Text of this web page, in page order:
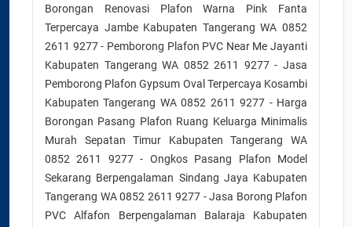
Borongan Renovasi Plafon Warna Pink Fanta
Terpercaya Jambe Kabupaten Tangerang WA 0852
2611 9277 - Pemborong Plafon PVC Near Me Jayanti
Kabupaten Tangerang WA 0852 2611 9277 - Jasa
Pemborong Plafon Gypsum Oval Terpercaya Kosambi
Kabupaten Tangerang WA 0852 2611 9277 - Harga
Borongan Pasang Plafon Ruang Keluarga Minimalis
Murah Sepatan Timur Kabupaten Tangerang WA
0852 2611 9277 - Ongkos Pasang Plafon Model
Sekarang Berpengalaman Sindang Jaya Kabupaten
Tangerang WA 0852 2611 9277 - Jasa Borong Plafon
PVC Alfafon Berpengalaman Balaraja Kabupaten